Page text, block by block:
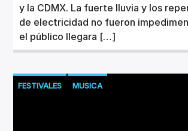
y la CDMX. La fuerte lluvia y los
de electricidad no fueron
el público llegara […]
FESTIVALES MUSICA